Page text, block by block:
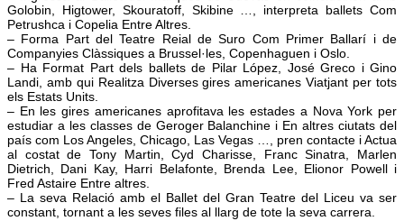
Golobin, Higtower, Skouratoff, Skibine …, interpreta ballets Com
Petrushca i Copelia Entre Altres.
– Forma Part del Teatre Reial de Suro Com Primer Ballarí i de
Companyies Clàssiques a Brussel·les, Copenhaguen i Oslo.
– Ha Format Part dels ballets de Pilar López, José Greco i Gino
Landi, amb qui Realitza Diverses gires americanes Viatjant per tots
els Estats Units.
– En les gires americanes aprofitava les estades a Nova York per
estudiar a les classes de Geroger Balanchine i En altres ciutats del
país com Los Angeles, Chicago, Las Vegas …, pren contacte i Actua
al costat de Tony Martin, Cyd Charisse, Franc Sinatra, Marlen
Dietrich, Dani Kay, Harri Belafonte, Brenda Lee, Elionor Powell i
Fred Astaire Entre altres.
– La seva Relació amb el Ballet del Gran Teatre del Liceu va ser
constant, tornant a les seves files al llarg de tote la seva carrera.